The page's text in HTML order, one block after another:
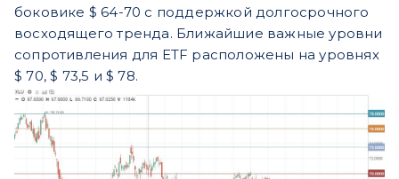
боковике $ 64-70 с поддержкой долгосрочного
восходящего тренда. Ближайшие важные уровни
сопротивления для ETF расположены на уровнях
$ 70, $ 73,5 и $ 78.